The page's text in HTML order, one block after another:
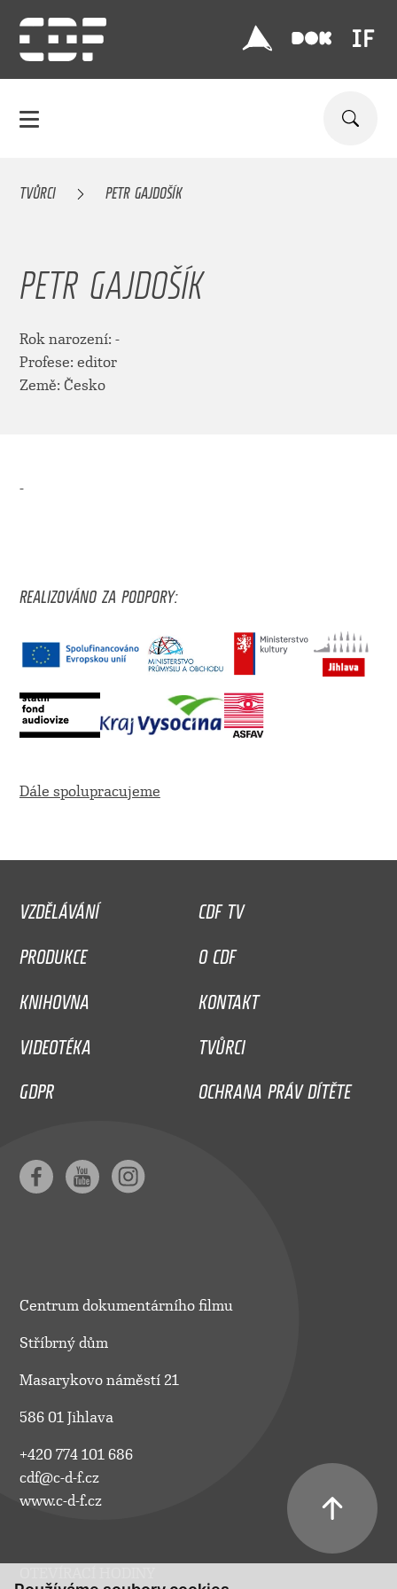
TVŮRCI PETR GAJDOŠÍK
PETR GAJDOŠÍK
Rok narození: -
Profese: editor
Země: Česko
-
REALIZOVÁNO ZA PODPORY:
Dále spolupracujeme
VZDĚLÁVÁNÍ
CDF TV
PRODUKCE
O CDF
KNIHOVNA
KONTAKT
VIDEOTÉKA
TVŮRCI
GDPR
OCHRANA PRÁV DÍTĚTE
Centrum dokumentárního filmu
Stříbrný dům
Masarykovo náměstí 21
586 01 Jihlava
+420 774 101 686
cdf@c-d-f.cz
www.c-d-f.cz